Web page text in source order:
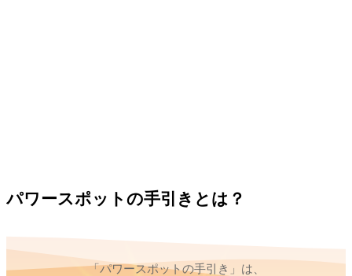
パワースポットの手引きとは？
「パワースポットの手引き」は、